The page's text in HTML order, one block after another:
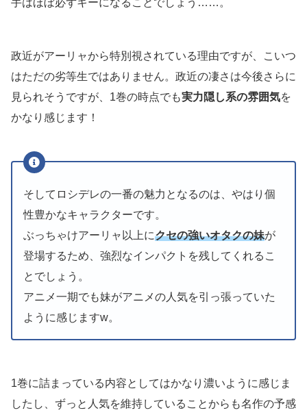
政近がアーリャから特別視されている理由ですが、こいつ
はただの劣等生ではありません。政近の凄さは今後さらに
見られそうですが、1巻の時点でも実力隠し系の雰囲気を
かなり感じます！
そしてロシデレの一番の魅力となるのは、やはり個
性豊かなキャラクターです。
ぶっちゃけアーリャ以上にクセの強いオタクの妹が
登場するため、強烈なインパクトを残してくれるこ
とでしょう。
アニメ一期でも妹がアニメの人気を引っ張っていた
ように感じますw。
1巻に詰まっている内容としてはかなり濃いように感じま
したし、ずっと人気を維持していることからも名作の予感